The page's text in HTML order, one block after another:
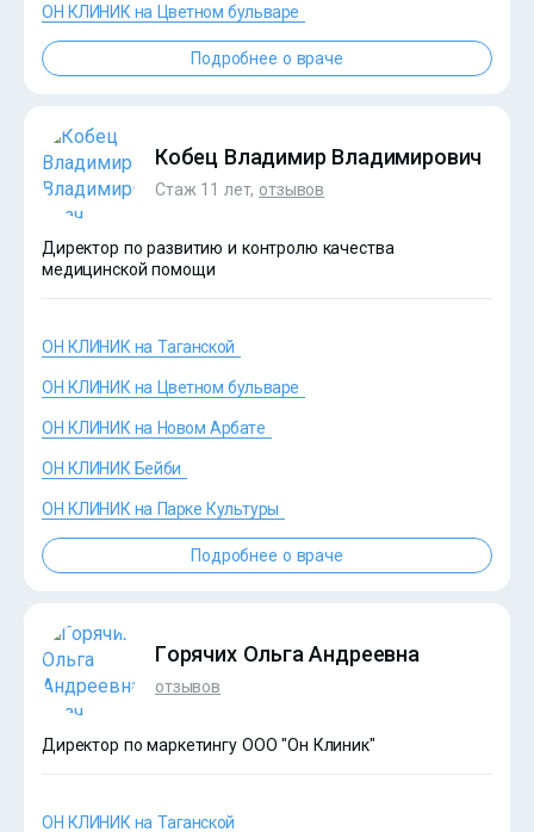
?>
ОН КЛИНИК на Цветном бульваре
Подробнее о враче
?>
Кобец Владимир Владимирович
Стаж 11 лет, отзывов
Директор по развитию и контролю качества
медицинской помощи
ОН КЛИНИК на Таганской
ОН КЛИНИК на Цветном бульваре
ОН КЛИНИК на Новом Арбате
ОН КЛИНИК Бейби
ОН КЛИНИК на Парке Культуры
Подробнее о враче
Горячих Ольга Андреевна
отзывов
Директор по маркетингу ООО "Он Клиник"
ОН КЛИНИК на Таганской